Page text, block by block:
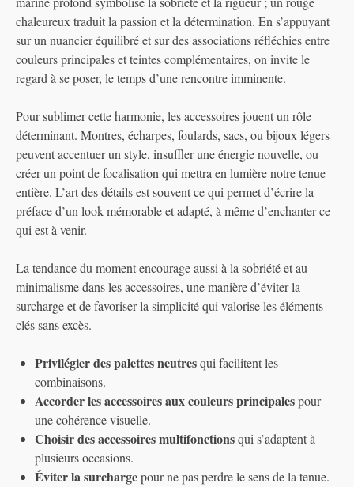
chaleureux traduit la passion et la détermination. En s’appuyant
sur un nuancier équilibré et sur des associations réfléchies entre
couleurs principales et teintes complémentaires, on invite le
regard à se poser, le temps d’une rencontre imminente.
Pour sublimer cette harmonie, les accessoires jouent un rôle
déterminant. Montres, écharpes, foulards, sacs, ou bijoux légers
peuvent accentuer un style, insuffler une énergie nouvelle, ou
créer un point de focalisation qui mettra en lumière notre tenue
entière. L’art des détails est souvent ce qui permet d’écrire la
préface d’un look mémorable et adapté, à même d’enchanter ce
qui est à venir.
La tendance du moment encourage aussi à la sobriété et au
minimalisme dans les accessoires, une manière d’éviter la
surcharge et de favoriser la simplicité qui valorise les éléments
clés sans excès.
Privilégier des palettes neutresqui facilitent les
combinaisons.
Accorder les accessoires aux couleurs principalespour
une cohérence visuelle.
Choisir des accessoires multifonctionsqui s’adaptent à
plusieurs occasions.
Éviter la surchargepour ne pas perdre le sens de la tenue.